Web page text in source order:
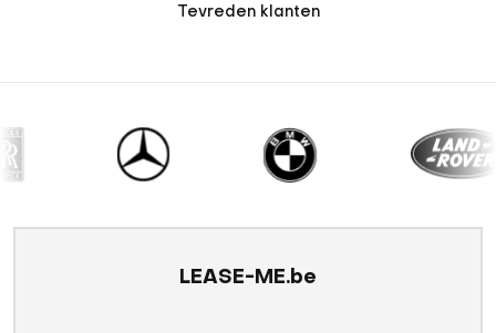
Tevreden klanten
LEASE-ME.be